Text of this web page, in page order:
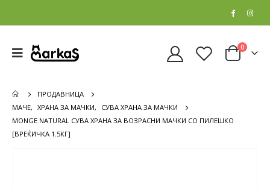
0
ПРОДАВНИЦА
МАЧЕ, ХРАНА ЗА МАЧКИ,
СУВА ХРАНА ЗА МАЧКИ
MONGE NATURAL СУВА ХРАНА ЗА ВОЗРАСНИ МАЧКИ СО ПИЛЕШКО
[ВРЕЌИЧКА 1.5КГ]